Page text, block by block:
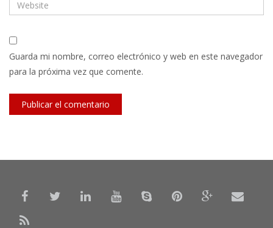
Guarda mi nombre, correo electrónico y web en este navegador
para la próxima vez que comente.